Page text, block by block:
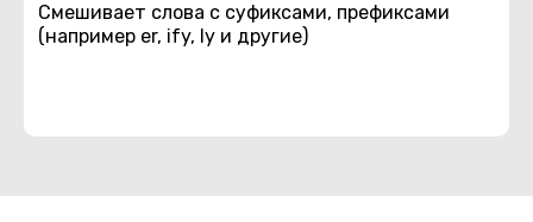
Смешивает слова с суфиксами, префиксами
(например er, ify, ly и другие)